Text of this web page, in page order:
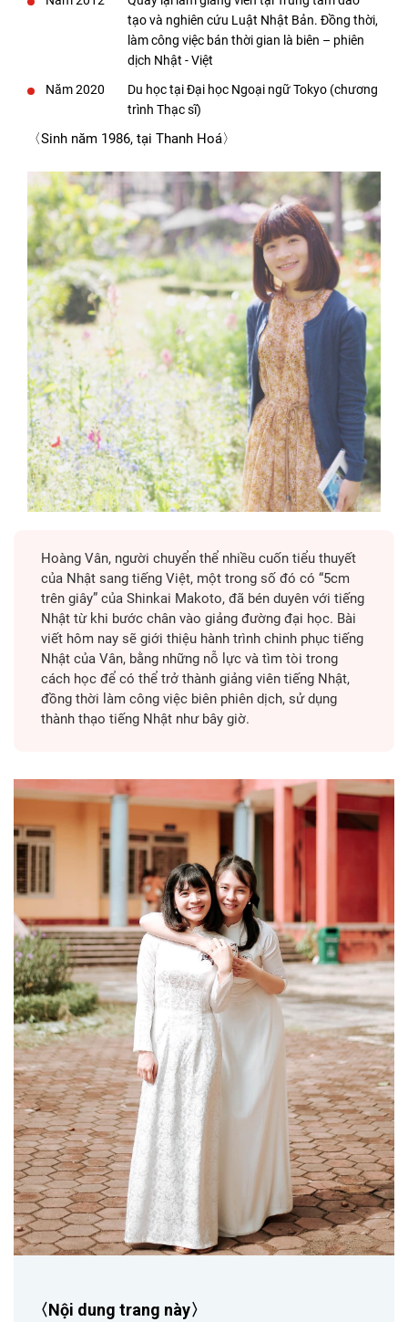
tạo và nghiên cứu Luật Nhật Bản. Đồng thời,
làm công việc bán thời gian là biên – phiên
dịch Nhật - Việt
Năm 2020
Du học tại Đại học Ngoại ngữ Tokyo (chương
trình Thạc sĩ)
〈Sinh năm 1986, tại Thanh Hoá〉
Hoàng Vân, người chuyển thể nhiều cuốn tiểu thuyết
của Nhật sang tiếng Việt, một trong số đó có “5cm
trên giây” của Shinkai Makoto, đã bén duyên với tiếng
Nhật từ khi bước chân vào giảng đường đại học. Bài
viết hôm nay sẽ giới thiệu hành trình chinh phục tiếng
Nhật của Vân, bằng những nỗ lực và tìm tòi trong
cách học để có thể trở thành giảng viên tiếng Nhật,
đồng thời làm công việc biên phiên dịch, sử dụng
thành thạo tiếng Nhật như bây giờ.
〈Nội dung trang này〉